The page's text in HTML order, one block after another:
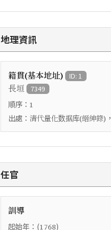
地理資訊
籍貫(基本地址) ID: 1
長垣 7349
順序： 1
出處： 清代量化数据库(縉紳錄)
任官
訓導
起始年：(1768)